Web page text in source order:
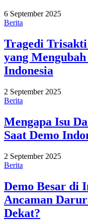
6 September 2025
Berita
Tragedi
yang
Indonesia
2 September 2025
Berita
Mengapa Isu
Saat Demo
2 September 2025
Berita
Demo Besar di
Ancaman
Dekat?